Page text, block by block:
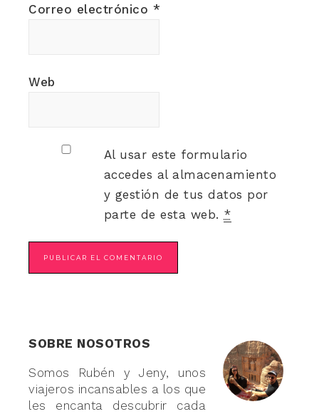
Correo electrónico *
Web
Al usar este formulario
accedes al almacenamiento
y gestión de tus datos por
parte de esta web. *
SOBRE NOSOTROS
Somos Rubén y Jeny, unos
viajeros incansables a los que
les encanta descubrir cada